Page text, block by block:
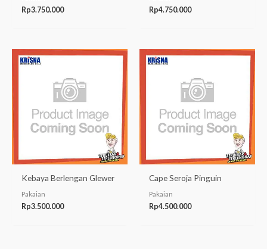
Rp3.750.000 Rp4.750.000
Kebaya Berlengan Glewer
Pakaian
Rp3.500.000
Cape Seroja Pinguin
Pakaian
Rp4.500.000